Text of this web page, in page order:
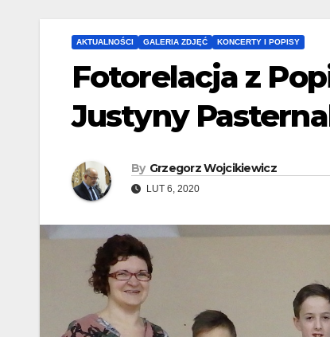
AKTUALNOŚCI GALERIA ZDJĘĆ KONCERTY I POPISY
Fotorelacja z
Justyny
By Grzegorz Wojcikiewicz
LUT 6, 2020